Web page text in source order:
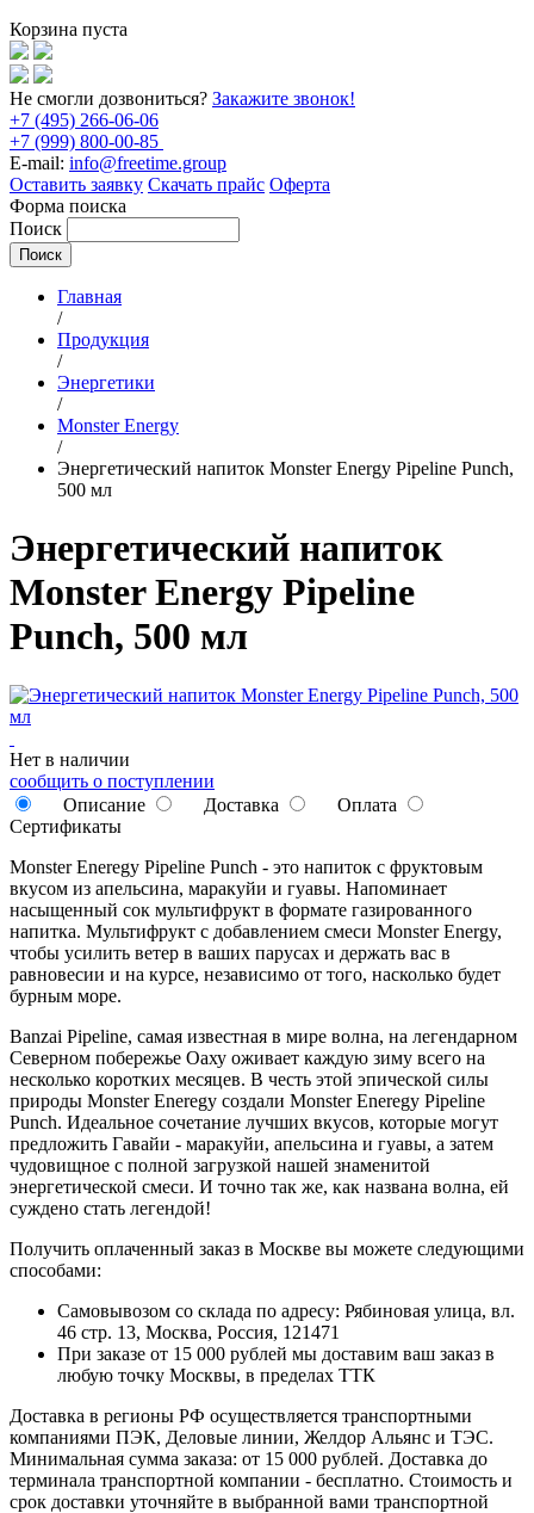
Корзина пуста
Не смогли дозвониться? Закажите звонок!
+7 (495) 266-06-06
+7 (999) 800-00-85
E-mail: info@freetime.group
Оставить заявку Скачать прайс Оферта
Форма поиска
Поиск
Главная
/
Продукция
/
Энергетики
/
Monster Energy
/
Энергетический напиток Monster Energy Pipeline Punch,
500 мл
Энергетический напиток
Monster Energy Pipeline
Punch, 500 мл
Нет в наличии
сообщить о поступлении
Описание
Доставка
Оплата
Сертификаты
Monster Eneregy Pipeline Punch - это напиток с фруктовым
вкусом из апельсина, маракуйи и гуавы. Напоминает
насыщенный сок мультифрукт в формате газированного
напитка. Мультифрукт с добавлением смеси Monster Energy,
чтобы усилить ветер в ваших парусах и держать вас в
равновесии и на курсе, независимо от того, насколько будет
бурным море.
Banzai Pipeline, самая известная в мире волна, на легендарном
Северном побережье Оаху оживает каждую зиму всего на
несколько коротких месяцев. В честь этой эпической силы
природы Monster Eneregy создали Monster Eneregy Pipeline
Punch. Идеальное сочетание лучших вкусов, которые могут
предложить Гавайи - маракуйи, апельсина и гуавы, а затем
чудовищное с полной загрузкой нашей знаменитой
энергетической смеси. И точно так же, как названа волна, ей
суждено стать легендой!
Получить оплаченный заказ в Москве вы можете следующими
способами:
Самовывозом со склада по адресу: Рябиновая улица, вл.
46 стр. 13, Москва, Россия, 121471
При заказе от 15 000 рублей мы доставим ваш заказ в
любую точку Москвы, в пределах ТТК
Доставка в регионы РФ осуществляется транспортными
компаниями ПЭК, Деловые линии, Желдор Альянс и ТЭС.
Минимальная сумма заказа: от 15 000 рублей. Доставка до
терминала транспортной компании - бесплатно. Стоимость и
срок доставки уточняйте в выбранной вами транспортной